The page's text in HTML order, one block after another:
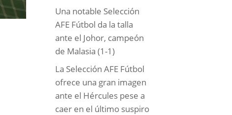
Una notable Selección
AFE Fútbol da la talla
ante el Johor, campeón
de Malasia (1-1)
La Selección AFE Fútbol
ofrece una gran imagen
ante el Hércules pese a
caer en el último suspiro